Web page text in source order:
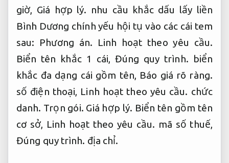
giờ, Giá hợp lý. nhu cầu khắc dấu lấy liền
Bình Dương chính yếu hội tụ vào các cái tem
sau: Phương án. Linh hoạt theo yêu cầu.
Biển tên khắc 1 cái, Đúng quy trình. biển
khắc đa dạng cái gồm tên, Báo giá rõ ràng.
số điện thoại, Linh hoạt theo yêu cầu. chức
danh. Trọn gói. Giá hợp lý. Biển tên gồm tên
cơ sở, Linh hoạt theo yêu cầu. mã số thuế,
Đúng quy trình. địa chỉ.